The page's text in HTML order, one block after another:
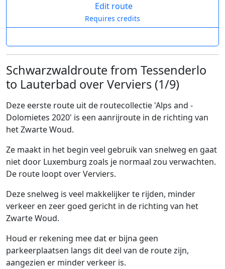
Edit route
Requires credits
Schwarzwaldroute from Tessenderlo
to Lauterbad over Verviers (1/9)
Deze eerste route uit de routecollectie 'Alps and -
Dolomietes 2020' is een aanrijroute in de richting van
het Zwarte Woud.
Ze maakt in het begin veel gebruik van snelweg en gaat
niet door Luxemburg zoals je normaal zou verwachten.
De route loopt over Verviers.
Deze snelweg is veel makkelijker te rijden, minder
verkeer en zeer goed gericht in de richting van het
Zwarte Woud.
Houd er rekening mee dat er bijna geen
parkeerplaatsen langs dit deel van de route zijn,
aangezien er minder verkeer is.